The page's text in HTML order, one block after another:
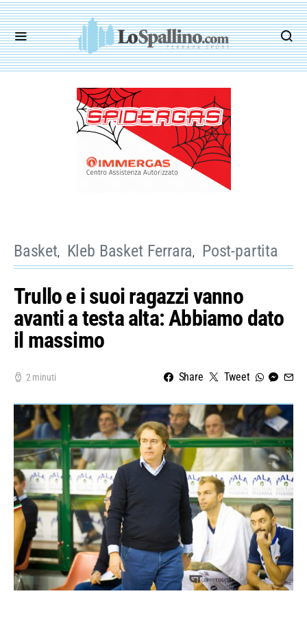
Basket Kleb Basket Ferrara Post-partita
Trullo e i suoi ragazzi vanno
avanti a testa alta: Abbiamo dato
il massimo
2 minuti Share Tweet